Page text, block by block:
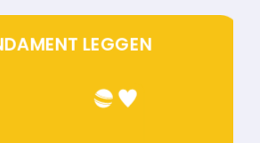
LEGGEN